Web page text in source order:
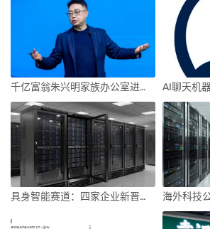
千亿富翁朱兴明家族办公室进军VC圈
具身智能赛道：四家企业新晋独角兽，融资竞速背后